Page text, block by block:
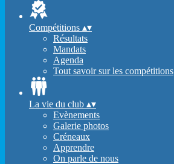
Compétitions ▴▾
Résultats
Mandats
Agenda
Tout savoir sur les compétitions
La vie du club ▴▾
Evènements
Galerie photos
Créneaux
Apprendre
On parle de nous